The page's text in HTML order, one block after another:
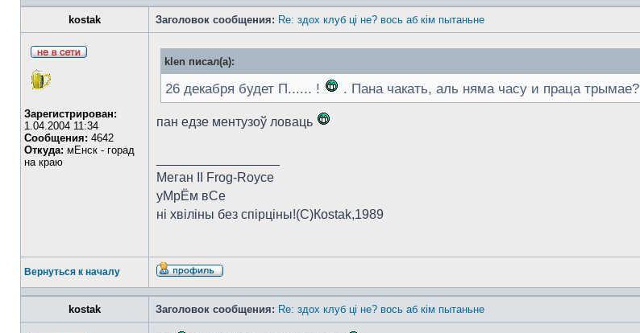
kostak Заголовок сообщения: Re: здох клуб ці не? вось аб кім пытаньне
Зарегистрирован:
1.04.2004 11:34
Сообщения: 4642
Откуда: мЕнск - горад
на краю
klen писал(а):
26 декабря будет П...... ! . Пана чакать, аль няма часу и праца трымае?
пан едзе ментузоў ловаць
Меган II Frog-Royce
уМрЁм вСе
ні хвіліны без спірціны!(C)Коstak,1989
Вернуться к началу
kostak Заголовок сообщения: Re: здох клуб ці не? вось аб кім пытаньне